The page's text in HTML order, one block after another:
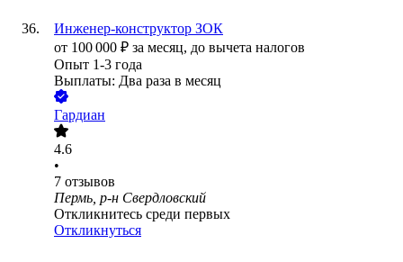
Инженер-конструктор ЗОК
от 100 000 ₽ за месяц, до вычета налогов
Опыт 1-3 года
Выплаты: Два раза в месяц
Гардиан
4.6
•
7 отзывов
Пермь, р-н Свердловский
Откликнитесь среди первых
Откликнуться